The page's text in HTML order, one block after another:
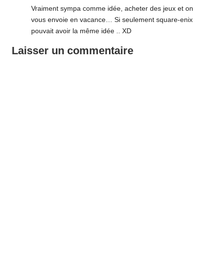
Vraiment sympa comme idée, acheter des jeux et on
vous envoie en vacance… Si seulement square-enix
pouvait avoir la même idée .. XD
Laisser un commentaire